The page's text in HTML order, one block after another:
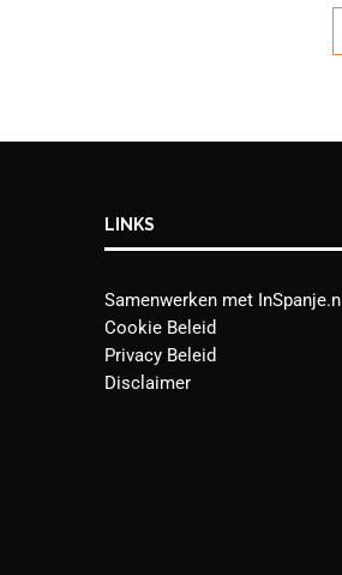
LINKS
Samenwerken met InSpanje.nl
Cookie Beleid
Privacy Beleid
Disclaimer